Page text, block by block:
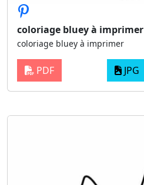
coloriage bluey à imprimer
coloriage bluey à imprimer
PDF JPG